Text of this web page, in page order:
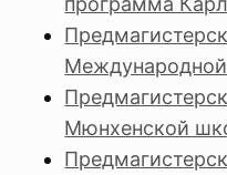
Мюнхенской